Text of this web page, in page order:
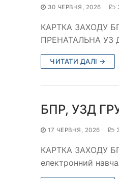
30 ЧЕРВНЯ, 2026
КАРТКА ЗАХОДУ
ПРЕНАТАЛЬНА УЗ
ЧИТАТИ ДАЛІ →
БПР, УЗД
17 ЧЕРВНЯ, 2026
КАРТКА ЗАХОДУ
електронний